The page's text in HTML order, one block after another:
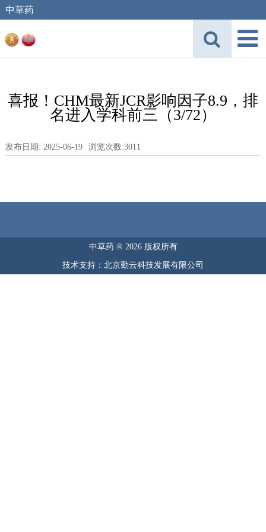
中草药
喜报！CHM最新JCR影响因子8.9，排
名进入学科前三（3/72）
发布日期: 2025-06-19 浏览次数:3011
中草药 ® 2026 版权所有
技术支持：北京勤云科技发展有限公司